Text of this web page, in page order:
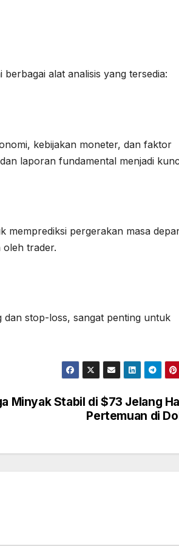
alat analisis yang tersedia:
kebijakan moneter, dan faktor
laporan fundamental menjadi
memprediksi pergerakan masa
oleh trader.
dan stop-loss, sangat penting untuk
Minyak Stabil di $73 Jelang
Pertemuan di